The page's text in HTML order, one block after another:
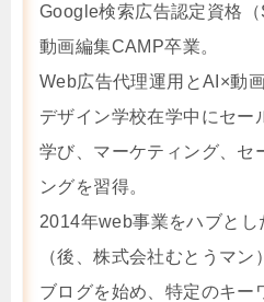
Google検索広告認定資格（
動画編集CAMP卒業。
Web広告代理運用とAI×動
デザイン学校在学中にセー
学び、マーケティング、セ
ングを習得。
2014年web事業をハブとし
（後、株式会社むとうマン
ブログを始め、特定のキー